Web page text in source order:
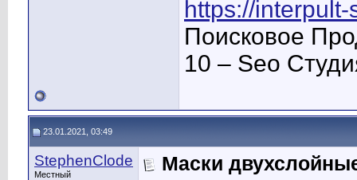
https://
Поисковое
10 – Seo
23.01.2021, 03:49
StephenClode
Местный
Маски